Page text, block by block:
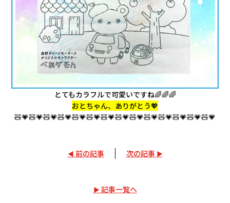
とてもカラフルで可愛いですね🌈🌈🌈
おとちゃん、ありがとう💖
🧸💗🧸💗🧸💗🧸💗🧸💗🧸💗🧸💗🧸💗🧸💗🧸💗🧸💗🧸💗🧸💗🧸💗
前の記事 次の記事
記事一覧へ